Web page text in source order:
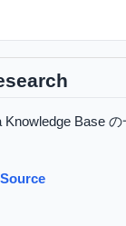
Base の